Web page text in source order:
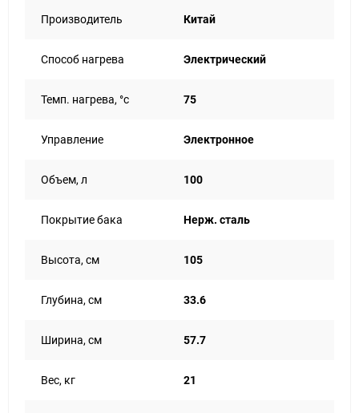
Производитель Китай
Способ нагрева Электрический
Темп. нагрева, °с 75
Управление Электронное
Объем, л 100
Покрытие бака Нерж. сталь
Высота, см 105
Глубина, см 33.6
Ширина, см 57.7
Вес, кг 21